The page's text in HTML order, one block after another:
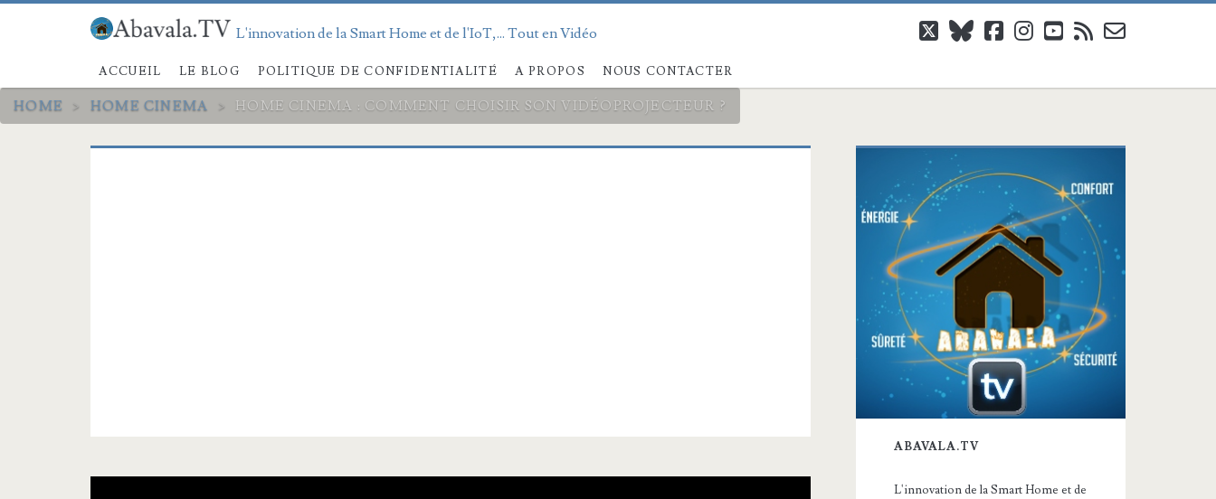
L'innovation de la Smart Home et de l'IoT,... Tout en Vidéo
ACCUEIL LE BLOG POLITIQUE DE CONFIDENTIALITÉ A PROPOS NOUS CONTACTER
twitterblueskyfacebook
instagram
youtube
rss email-
HOME > HOME CINEMA > HOME CINEMA : COMMENT CHOISIR SON VIDÉOPROJECTEUR ?
Barre
latérale
principale
ABAVALA.TV
L'innovation de la Smart Home et de